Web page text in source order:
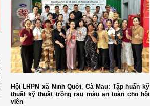
Hội LHPN xã Ninh Quới, Cà Mau: Tập huấn kỹ
thuật kỹ thuật trồng rau màu an toàn cho hội
viên